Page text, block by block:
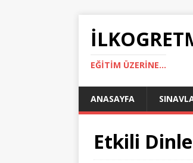
EĞITIM ÜZERINE...
ANASAYFA
Etkili